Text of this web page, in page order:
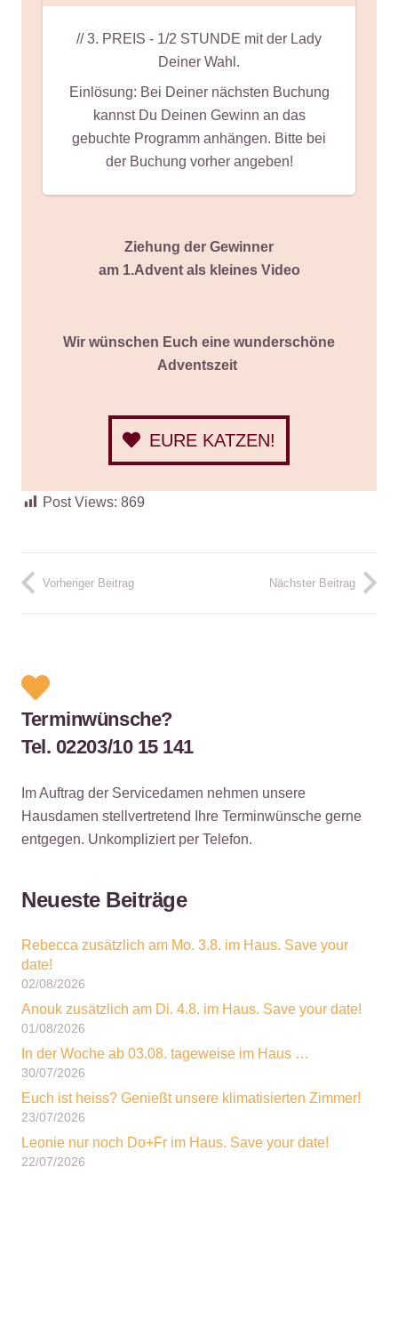
// 3. PREIS - 1/2 STUNDE mit der Lady
Deiner Wahl.
Einlösung: Bei Deiner nächsten Buchung
kannst Du Deinen Gewinn an das
gebuchte Programm anhängen. Bitte bei
der Buchung vorher angeben!
Ziehung der Gewinner
am 1.Advent als kleines Video
Wir wünschen Euch eine wunderschöne
Adventszeit
EURE KATZEN!
Post Views: 869
Vorheriger Beitrag Nächster Beitrag
Terminwünsche?
Tel. 02203/10 15 141
Im Auftrag der Servicedamen nehmen unsere
Hausdamen stellvertretend Ihre Terminwünsche gerne
entgegen. Unkompliziert per Telefon.
Neueste Beiträge
Rebecca zusätzlich am Mo. 3.8. im Haus. Save your
date!
02/08/2026
Anouk zusätzlich am Di. 4.8. im Haus. Save your date!
01/08/2026
In der Woche ab 03.08. tageweise im Haus …
30/07/2026
Euch ist heiss? Genießt unsere klimatisierten Zimmer!
23/07/2026
Leonie nur noch Do+Fr im Haus. Save your date!
22/07/2026